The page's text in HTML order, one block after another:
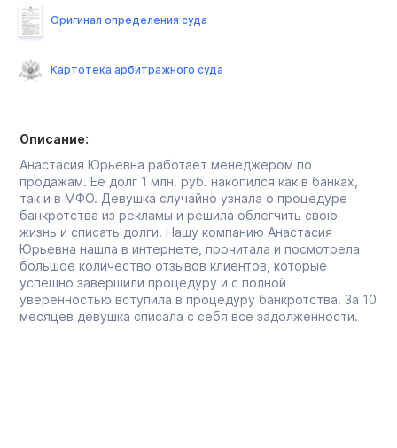
Описание:
Анастасия Юрьевна работает менеджером по
продажам. Её долг 1 млн. руб. накопился как в банках,
так и в МФО. Девушка случайно узнала о процедуре
банкротства из рекламы и решила облегчить свою
жизнь и списать долги. Нашу компанию Анастасия
Юрьевна нашла в интернете, прочитала и посмотрела
большое количество отзывов клиентов, которые
успешно завершили процедуру и с полной
уверенностью вступила в процедуру банкротства. За 10
месяцев девушка списала с себя все задолженности.
Оригинал определения суда
Картотека арбитражного суда